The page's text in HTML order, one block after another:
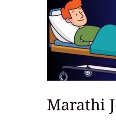
Marathi